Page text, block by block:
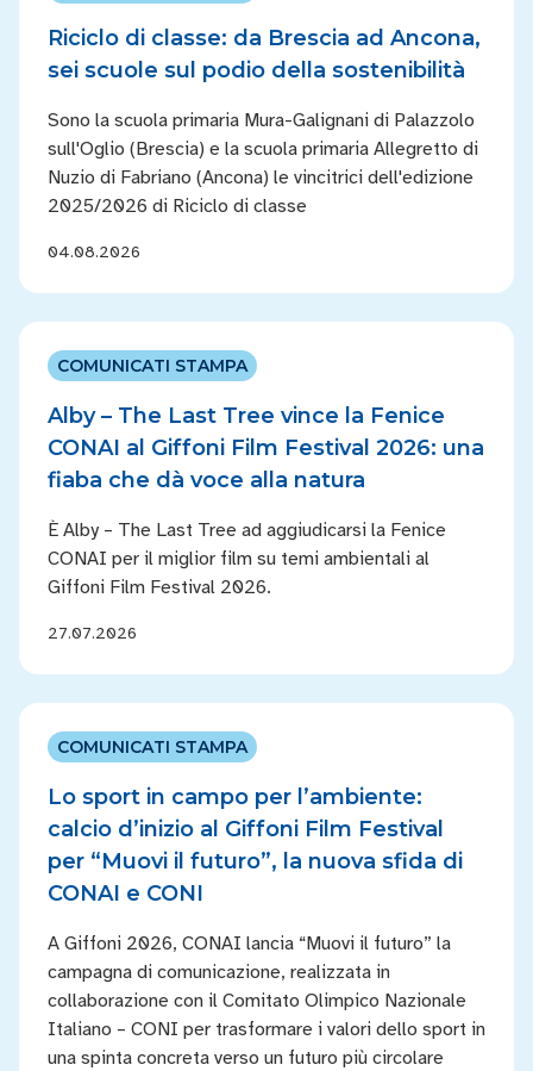
Riciclo di classe: da Brescia ad Ancona,
sei scuole sul podio della sostenibilità
Sono la scuola primaria Mura-Galignani di Palazzolo
sull'Oglio (Brescia) e la scuola primaria Allegretto di
Nuzio di Fabriano (Ancona) le vincitrici dell'edizione
2025/2026 di Riciclo di classe
04.08.2026
COMUNICATI STAMPA
Alby – The Last Tree vince la Fenice
CONAI al Giffoni Film Festival 2026: una
fiaba che dà voce alla natura
È Alby – The Last Tree ad aggiudicarsi la Fenice
CONAI per il miglior film su temi ambientali al
Giffoni Film Festival 2026.
27.07.2026
COMUNICATI STAMPA
Lo sport in campo per l’ambiente:
calcio d’inizio al Giffoni Film Festival
per “Muovi il futuro”, la nuova sfida di
CONAI e CONI
A Giffoni 2026, CONAI lancia “Muovi il futuro” la
campagna di comunicazione, realizzata in
collaborazione con il Comitato Olimpico Nazionale
Italiano – CONI per trasformare i valori dello sport in
una spinta concreta verso un futuro più circolare